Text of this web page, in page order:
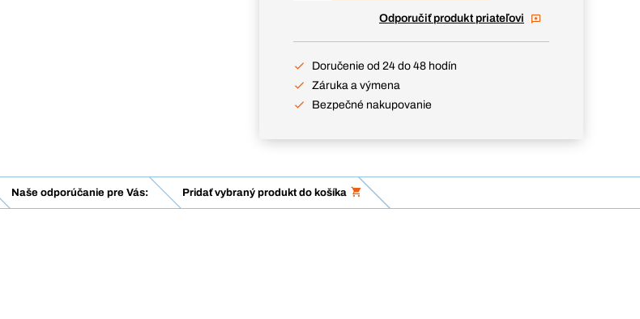
Odporučiť produkt priateľovi
Doručenie od 24 do 48 hodín
Záruka a výmena
Bezpečné nakupovanie
Naše odporúčanie pre Vás: Pridať vybraný produkt do košíka